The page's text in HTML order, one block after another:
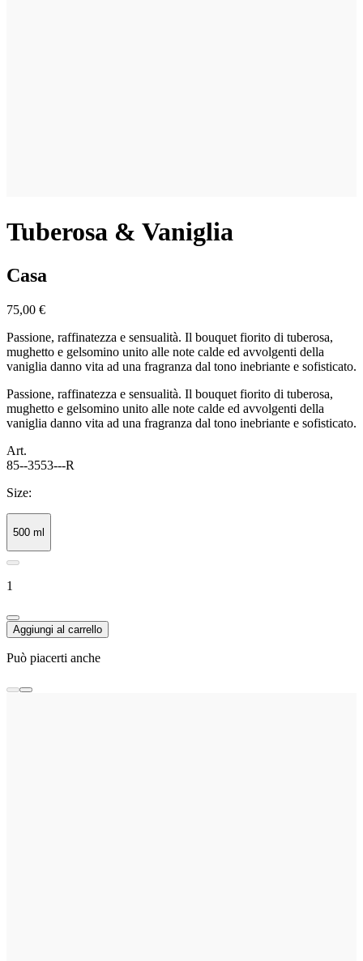
Tuberosa & Vaniglia
Casa
75,00 €
Passione, raffinatezza e sensualità. Il bouquet fiorito di tuberosa,
mughetto e gelsomino unito alle note calde ed avvolgenti della
vaniglia danno vita ad una fragranza dal tono inebriante e sofisticato.
Passione, raffinatezza e sensualità. Il bouquet fiorito di tuberosa,
mughetto e gelsomino unito alle note calde ed avvolgenti della
vaniglia danno vita ad una fragranza dal tono inebriante e sofisticato.
Art.
85--3553---R
Size:
500 ml
1
Aggiungi al carrello
Può piacerti anche